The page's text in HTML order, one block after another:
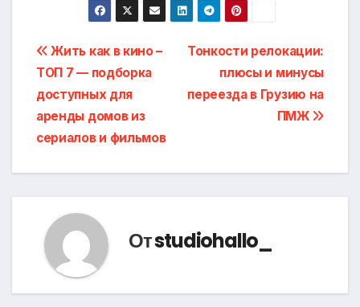
Навигация
по
записям
Тонкости релокации:
плюсы и минусы
переезда в Грузию на
ПМЖ
Жить как в кино –
ТОП 7 — подборка
доступных для
аренды домов из
сериалов и фильмов
Отstudiohallo_